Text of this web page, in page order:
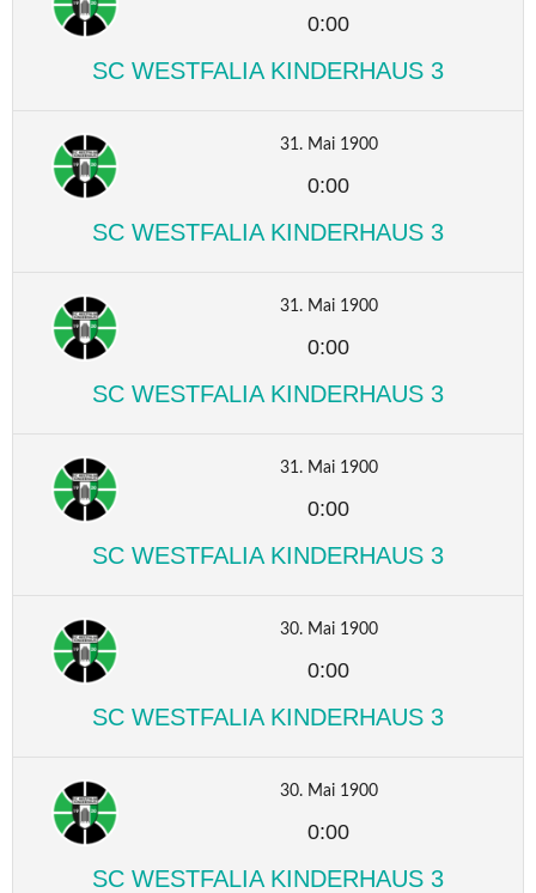
0:00
SC WESTFALIA KINDERHAUS 3
31. Mai 1900
0:00
SC WESTFALIA KINDERHAUS 3
31. Mai 1900
0:00
SC WESTFALIA KINDERHAUS 3
31. Mai 1900
0:00
SC WESTFALIA KINDERHAUS 3
30. Mai 1900
0:00
SC WESTFALIA KINDERHAUS 3
30. Mai 1900
0:00
SC WESTFALIA KINDERHAUS 3